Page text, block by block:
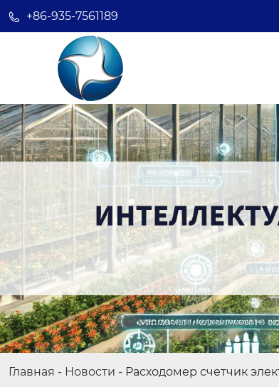
+86-935-7561189
Главная - Новости - Расходомер счетчик